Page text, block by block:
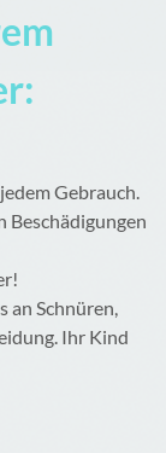
Gebrauch.
Beschädigungen
an Schnüren,
Ihr Kind